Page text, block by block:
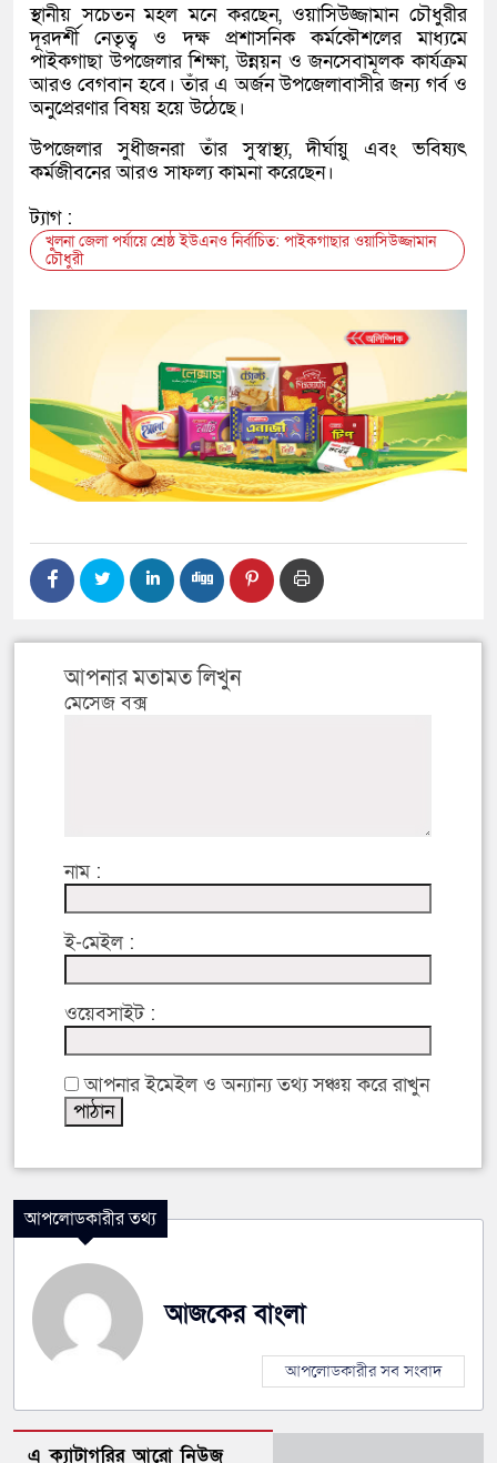
স্থানীয় সচেতন মহল মনে করছেন, ওয়াসিউজ্জামান চৌধুরীর
দূরদর্শী নেতৃত্ব ও দক্ষ প্রশাসনিক কর্মকৌশলের মাধ্যমে
পাইকগাছা উপজেলার শিক্ষা, উন্নয়ন ও জনসেবামূলক কার্যক্রম
আরও বেগবান হবে। তাঁর এ অর্জন উপজেলাবাসীর জন্য গর্ব ও
অনুপ্রেরণার বিষয় হয়ে উঠেছে।
উপজেলার সুধীজনরা তাঁর সুস্বাস্থ্য, দীর্ঘায়ু এবং ভবিষ্যৎ
কর্মজীবনের আরও সাফল্য কামনা করেছেন।
ট্যাগ :
খুলনা জেলা পর্যায়ে শ্রেষ্ঠ ইউএনও নির্বাচিত: পাইকগাছার ওয়াসিউজ্জামান
চৌধুরী
আপনার মতামত লিখুন
মেসেজ বক্স
নাম :
ই-মেইল :
ওয়েবসাইট :
আপনার ইমেইল ও অন্যান্য তথ্য সঞ্চয় করে রাখুন
আপলোডকারীর তথ্য
আজকের বাংলা
আপলোডকারীর সব সংবাদ
এ ক্যাটাগরির আরো নিউজ